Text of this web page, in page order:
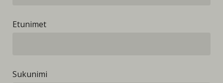
Etunimet
Sukunimi